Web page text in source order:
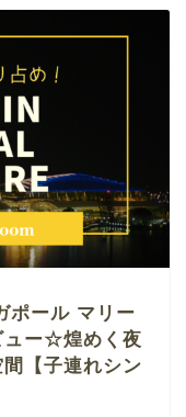
ポール マリー
ュー☆煌めく夜
【子連れシン